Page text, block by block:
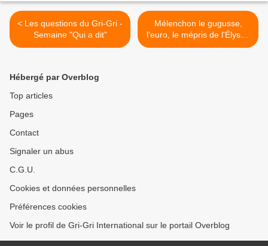
< Les questions du Gri-Gri -
Semaine "Qui a dit"
Mélenchon le gugusse,
l'euro, le mépris de l'Élysée
pour le peuple français :
Hébergé par Overblog
Top articles
Pages
Contact
Signaler un abus
C.G.U.
Cookies et données personnelles
Préférences cookies
Voir le profil de Gri-Gri International sur le portail Overblog